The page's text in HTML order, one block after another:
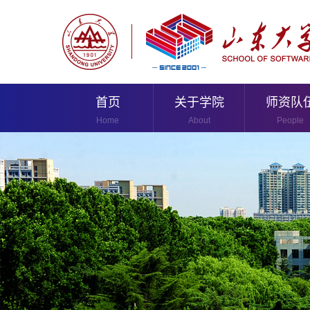
首页
Home
关于学院
About
师资队
People